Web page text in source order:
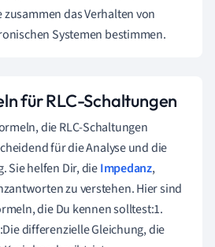
das Verhalten von
Systemen bestimmen.
für RLC-Schaltungen
die RLC-Schaltungen
für die Analyse und die
Sie helfen Dir, dieImpedanz,
zu verstehen. Hier sind
die Du kennen solltest:1.
:Die differenzielle Gleichung, die